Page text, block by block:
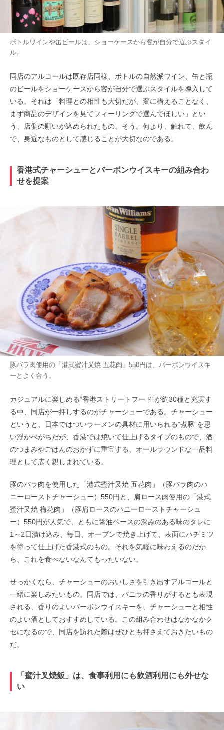
ボトルワインや缶ビールは、ショーケースから客が自分で選ぶスタイ
ル。
同店のアルコールは既存店同様、ボトルの自然派ワイン、缶と瓶
のビールをショーケースから客が自分で選ぶスタイルを導入して
いる。それは「料理との相性も大切だが、変に構えることなく、
まず商品のデザインを見てフィーリングで選んでほしい」とい
う、店側の願いが込められたもの。そう。何より、触れて、飲ん
で、身近なものとして感じることが大切なのである。
香港式チャーシューとバーボンウイスキーの組み合わ
せを提案
豚バラ肉使用の「港式蜜汁叉焼 五花肉」550円は、バーボンウイスキ
ーとよく合う。
カジュアルに楽しめる“香港ストリートフード”が約30種と充実す
る中、同店が一押しするのがチャーシューである。チャーシュー
というと、日本ではついラーメンの具材に用いられる“煮豚”を思
い浮かべがちだが、香港では焼いて仕上げるタイプのもので、酒
のつまみやごはんのおかずに重宝する、オールラウンドな一品料
理として広く親しまれている。
豚のバラ肉を使用した「港式蜜汁叉焼 五花肉」（豚バラ肉のハ
ニーローストチャーシュー）550円と、肩ロース肉使用の「港式
蜜汁叉焼 梅花肉」（豚肩ロースのハニーローストチャーシュ
ー）550円が人気で、ともに醤油ベースの深みのある味のタレに
1～2日漬け込み、毎日、オーブンで焼き上げて、表面にハチミツ
を塗って仕上げた香港式のもの。それを気軽に味わえるのだか
ら、これを食べないなんてもったいない。
せっかくなら、チャーシューのおいしさを引き出すアルコールと
一緒に楽しみたいもの。同店では、バニラの香りがするとも表現
される、香りのよいバーボンウイスキーを、チャーシューと相性
のよい酒としておすすめしている。この組み合わせはなかなかク
セになるので、同店を訪れた際はぜひとも押さえておきたいもの
だ。
「蜜汁叉焼飯」は、食事利用にも飲酒利用にも外せな
い